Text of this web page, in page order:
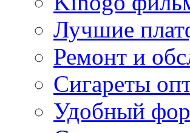
Лучшие
Ремонт и
Сигареты
Удобный